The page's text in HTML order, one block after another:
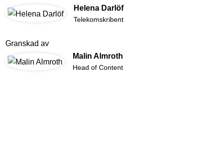
Helena Darlöf
Telekomskribent
Granskad av
Malin Almroth
Head of Content